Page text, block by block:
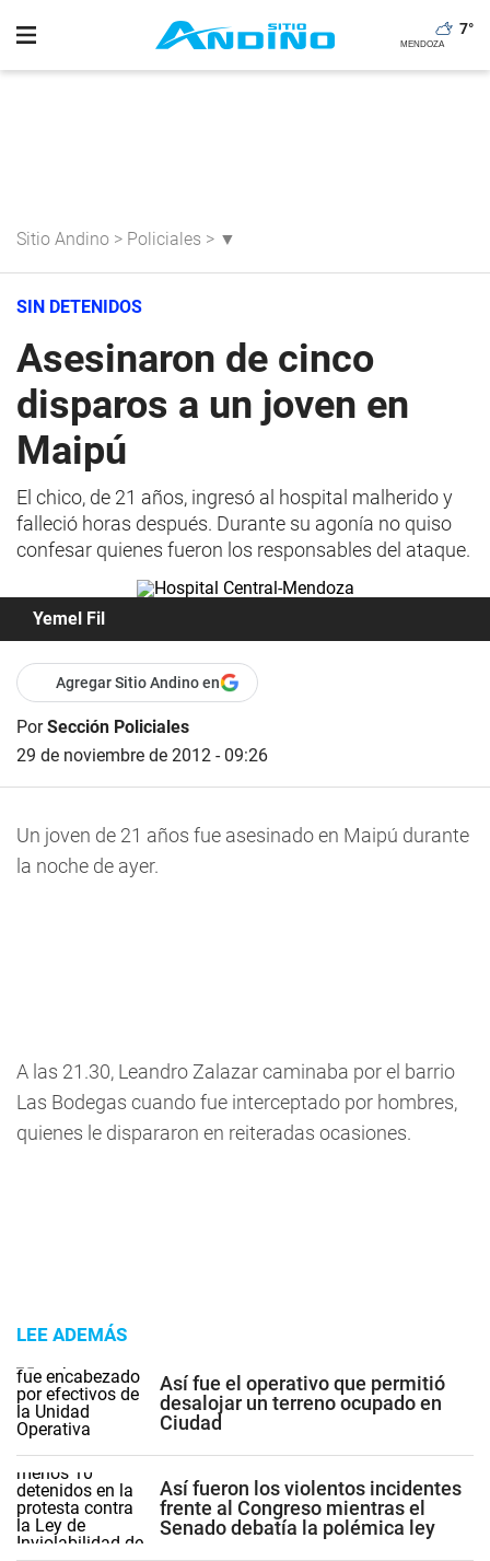
7°
Sitio Andino > Policiales > ▼
SIN DETENIDOS
Asesinaron de cinco
disparos a un joven en
Maipú
El chico, de 21 años, ingresó al hospital malherido y
falleció horas después. Durante su agonía no quiso
confesar quienes fueron los responsables del ataque.
Yemel Fil
Agregar Sitio Andino en
PorSección Policiales
29 de noviembre de 2012 - 09:26
Un joven de 21 años fue asesinado en Maipú durante
la noche de ayer.
A las 21.30, Leandro Zalazar caminaba por el barrio
Las Bodegas cuando fue interceptado por hombres,
quienes le dispararon en reiteradas ocasiones.
LEE ADEMÁS
Así fue el operativo que permitió
desalojar un terreno ocupado en
Ciudad
Así fueron los violentos incidentes
frente al Congreso mientras el
Senado debatía la polémica ley